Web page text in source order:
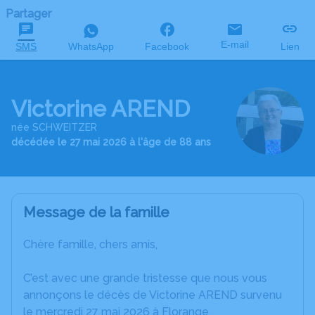
Partager
SMS WhatsApp Facebook E-mail Lien
Victorine AREND
née SCHWEITZER
décédée le 27 mai 2026 à l'âge de 88 ans
Message de la famille
Chère famille, chers amis,
C’est avec une grande tristesse que nous vous
annonçons le décès de Victorine AREND survenu
le mercredi 27 mai 2026 à Florange.